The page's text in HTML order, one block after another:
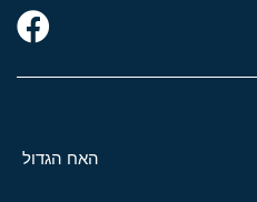
האח הגדול